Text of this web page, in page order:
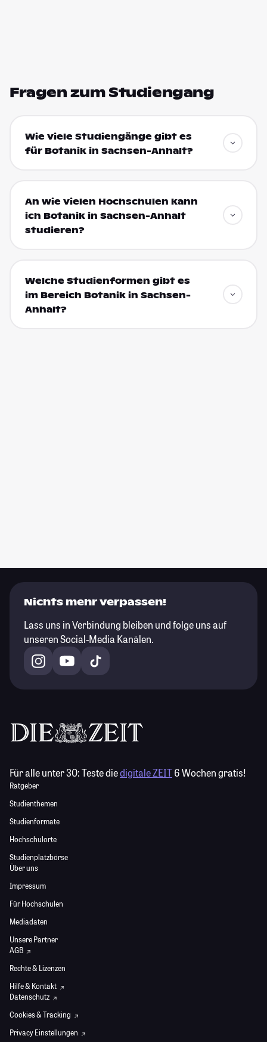
Fragen zum Studiengang
Wie viele Studiengänge gibt es
für Botanik in Sachsen-Anhalt?
An wie vielen Hochschulen kann
ich Botanik in Sachsen-Anhalt
studieren?
Welche Studienformen gibt es
im Bereich Botanik in Sachsen-
Anhalt?
Nichts mehr verpassen!
Lass uns in Verbindung bleiben und folge uns auf
unseren Social-Media Kanälen.
Für alle unter 30:Teste diedigitale ZEIT6 Wochen gratis!
Ratgeber
Studienthemen
Studienformate
Hochschulorte
Studienplatzbörse
Über uns
Impressum
Für Hochschulen
Mediadaten
Unsere Partner
AGB
Rechte & Lizenzen
Hilfe & Kontakt
Datenschutz
Cookies & Tracking
Privacy Einstellungen